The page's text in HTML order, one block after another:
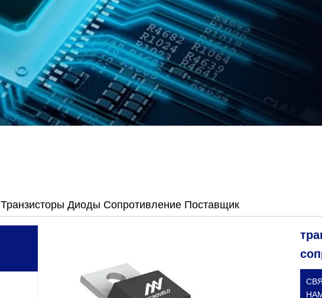
Транзисторы Диоды Сопротивление Поставщик